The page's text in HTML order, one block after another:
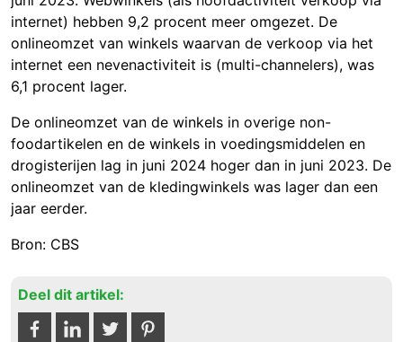
internet) hebben 9,2 procent meer omgezet. De
onlineomzet van winkels waarvan de verkoop via het
internet een nevenactiviteit is (multi-channelers), was
6,1 procent lager.
De onlineomzet van de winkels in overige non-
foodartikelen en de winkels in voedingsmiddelen en
drogisterijen lag in juni 2024 hoger dan in juni 2023. De
onlineomzet van de kledingwinkels was lager dan een
jaar eerder.
Bron: CBS
Deel dit artikel: